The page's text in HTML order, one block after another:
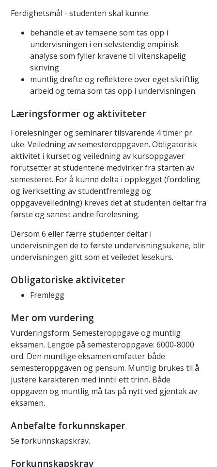
Ferdighetsmål - studenten skal kunne:
behandle et av temaene som tas opp i
undervisningen i en selvstendig empirisk
analyse som fyller kravene til vitenskapelig
skriving
muntlig drøfte og reflektere over eget skriftlig
arbeid og tema som tas opp i undervisningen.
Læringsformer og aktiviteter
Forelesninger og seminarer tilsvarende 4 timer pr.
uke. Veiledning av semesteroppgaven. Obligatorisk
aktivitet i kurset og veiledning av kursoppgaver
forutsetter at studentene medvirker fra starten av
semesteret. For å kunne delta i opplegget (fordeling
og iverksetting av studentfremlegg og
oppgaveveiledning) kreves det at studenten deltar fra
første og senest andre forelesning.
Dersom 6 eller færre studenter deltar i
undervisningen de to første undervisningsukene, blir
undervisningen gitt som et veiledet lesekurs.
Obligatoriske aktiviteter
Fremlegg
Mer om vurdering
Vurderingsform: Semesteroppgave og muntlig
eksamen. Lengde på semesteroppgave: 6000-8000
ord. Den muntlige eksamen omfatter både
semesteroppgaven og pensum. Muntlig brukes til å
justere karakteren med inntil ett trinn. Både
oppgaven og muntlig må tas på nytt ved gjentak av
eksamen.
Anbefalte forkunnskaper
Se forkunnskapskrav.
Forkunnskapskrav